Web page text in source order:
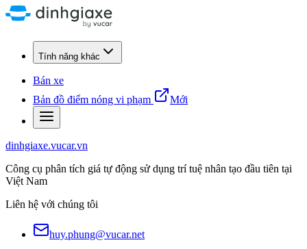
Tính năng khác
Bán xe
Bản đồ điểm nóng vi phạm
Mới
dinhgiaxe.vucar.vn
Công cụ phân tích giá tự động sử dụng trí tuệ nhân tạo đầu tiên tại
Việt Nam
Liên hệ với chúng tôi
huy.phung@vucar.net